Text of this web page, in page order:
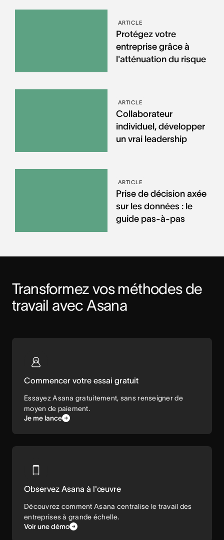
ARTICLE
Protégez votre
entreprise grâce à
l'atténuation du risque
ARTICLE
Collaborateur
individuel, développer
un vrai leadership
ARTICLE
Prise de décision axée
sur les données : le
guide pas-à-pas
Transformez vos méthodes de
travail avec Asana
Commencer votre essai gratuit
Essayez Asana gratuitement, sans renseigner de
moyen de paiement.
Je me lance
Observez Asana à l'œuvre
Découvrez comment Asana centralise le travail des
entreprises à grande échelle.
Voir une démo